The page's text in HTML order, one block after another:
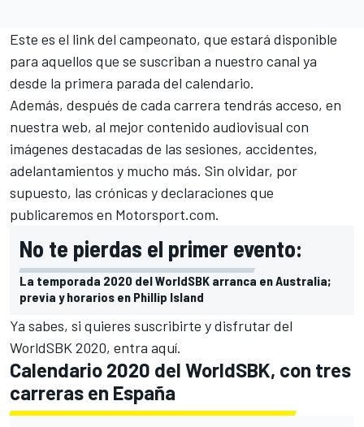
Este es el link del campeonato, que estará disponible
para aquellos que se suscriban a nuestro canal ya
desde la primera parada del calendario.
Además, después de cada carrera tendrás acceso, en
nuestra web, al mejor contenido audiovisual con
imágenes destacadas de las sesiones, accidentes,
adelantamientos y mucho más. Sin olvidar, por
supuesto, las crónicas y declaraciones que
publicaremos en Motorsport.com.
No te pierdas el primer evento:
La temporada 2020 del WorldSBK arranca en Australia;
previa y horarios en Phillip Island
Ya sabes, si quieres suscribirte y disfrutar del
WorldSBK 2020, entra aquí.
Calendario 2020 del WorldSBK, con tres
carreras en España